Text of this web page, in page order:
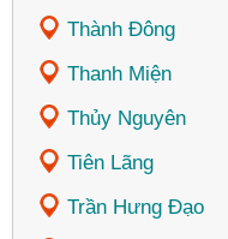
Thành Đông
Thanh Miện
Thủy Nguyên
Tiên Lãng
Trần Hưng Đạo